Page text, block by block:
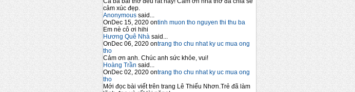
cảm xúc đẹp.
Anonymous said...
OnDec 15, 2020 ontinh muon tho nguyen thi thu ba
Em nè cô ơi hihi
Hương Quê Nhà said...
OnDec 06, 2020 ontrang tho chu nhat ky uc mua ong
tho
Cảm ơn anh. Chúc anh sức khỏe, vui!
Hoàng Trần said...
OnDec 02, 2020 ontrang tho chu nhat ky uc mua ong
tho
Mới đọc bài viết trên trang Lê Thiếu Nhơn.Trẻ đã làm